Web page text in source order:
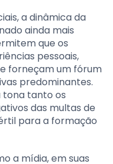
a dinâmica da
ainda mais
que os
pessoais,
forneçam um fórum
predominantes.
tona tanto os
das multas de
para a formação
a mídia, em suas